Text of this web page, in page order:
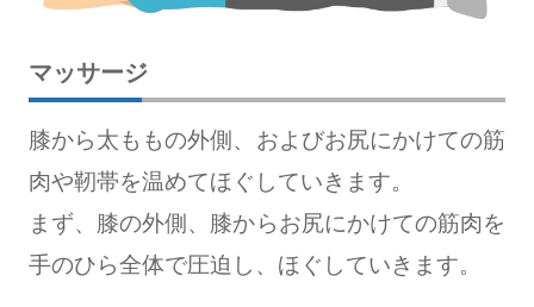
マッサージ
膝から太ももの外側、およびお尻にかけての筋
肉や靭帯を温めてほぐしていきます。
まず、膝の外側、膝からお尻にかけての筋肉を
手のひら全体で圧迫し、ほぐしていきます。